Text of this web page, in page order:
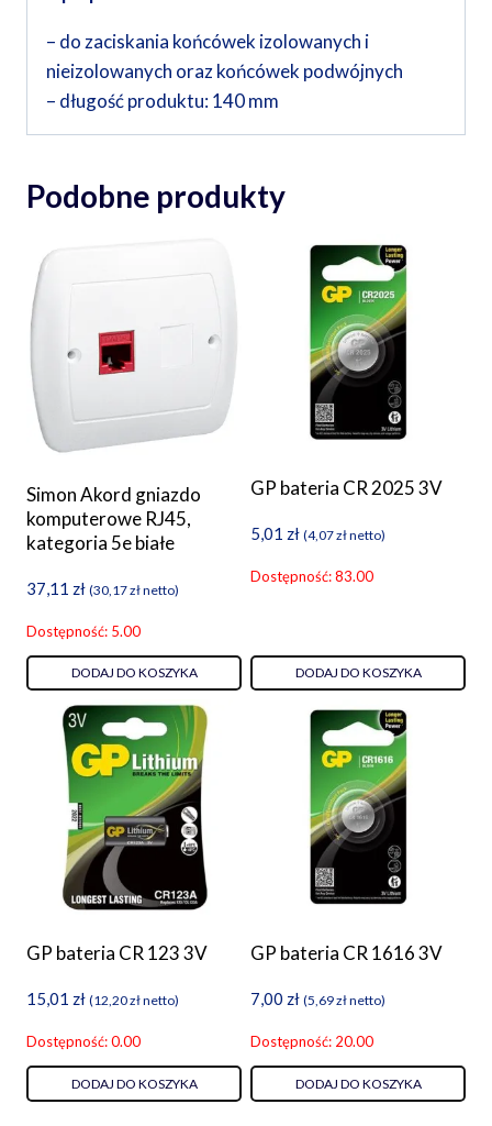
– do zaciskania końcówek izolowanych i
nieizolowanych oraz końcówek podwójnych
– długość produktu: 140 mm
Podobne produkty
Simon Akord gniazdo
komputerowe RJ45,
kategoria 5e białe
37,11 zł (30,17złnetto)
Dostępność: 5.00
DODAJ DO KOSZYKA
GP bateria CR 2025 3V
5,01 zł (4,07złnetto)
Dostępność: 83.00
DODAJ DO KOSZYKA
GP bateria CR 123 3V
15,01 zł (12,20złnetto)
Dostępność: 0.00
DODAJ DO KOSZYKA
GP bateria CR 1616 3V
7,00 zł (5,69złnetto)
Dostępność: 20.00
DODAJ DO KOSZYKA